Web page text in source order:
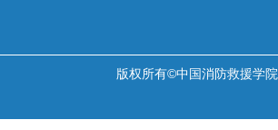
版权所有©中国消防救援学院